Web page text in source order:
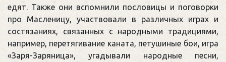
едят. Также они вспомнили пословицы и поговорки
про Масленицу, участвовали в различных играх и
состязаниях, связанных с народными традициями,
например, перетягивание каната, петушиные бои, игра
«Заря-Заряница», угадывали народные песни,